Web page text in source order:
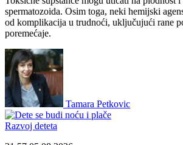
spermatozoida. Osim toga, neki hemijski
od komplikacija u trudnoći, uključujući rane
poremećaje.
Tamara Petkovic
Razvoj deteta